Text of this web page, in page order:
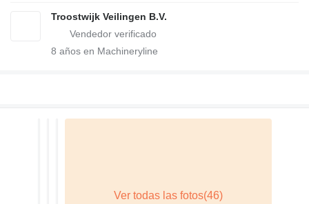
Troostwijk Veilingen B.V.
8 años en Machineryline